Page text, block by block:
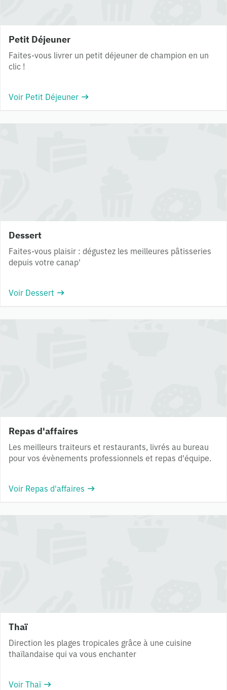
Petit Déjeuner
Faites-vous livrer un petit déjeuner de champion en un
clic !
Voir Petit Déjeuner
Dessert
Faites-vous plaisir : dégustez les meilleures pâtisseries
depuis votre canap'
Voir Dessert
Repas d'affaires
Les meilleurs traiteurs et restaurants, livrés au bureau
pour vos évènements professionnels et repas d'équipe.
Voir Repas d'affaires
Thaï
Direction les plages tropicales grâce à une cuisine
thaïlandaise qui va vous enchanter
Voir Thaï